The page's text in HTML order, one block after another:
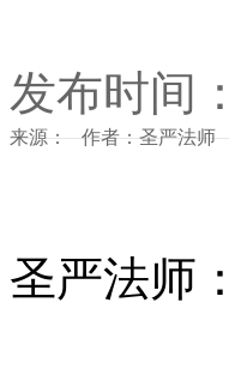
发布时间
来源： 作者：圣严法师
圣严法师